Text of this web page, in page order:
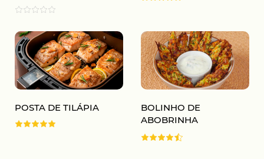
POSTA DE TILÁPIA
BOLINHO DE
ABOBRINHA